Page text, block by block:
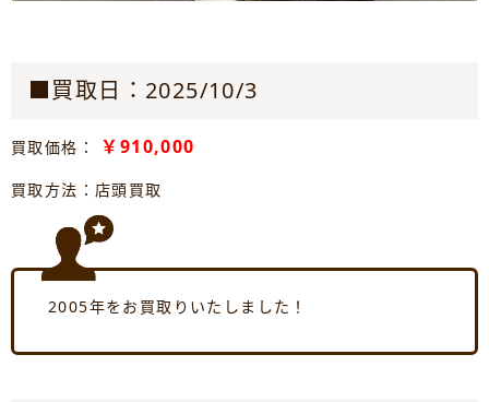
■買取日：2025/10/3
買取価格： ￥910,000
買取方法：店頭買取
2005年をお買取りいたしました！